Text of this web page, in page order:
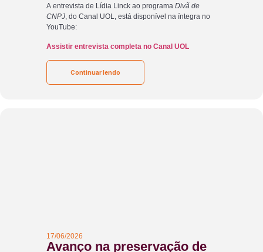
A entrevista de Lídia Linck ao programa Divã de
CNPJ, do Canal UOL, está disponível na íntegra no
YouTube:
Assistir entrevista completa no Canal UOL
Continuar lendo
17/06/2026
Avanço na preservação de